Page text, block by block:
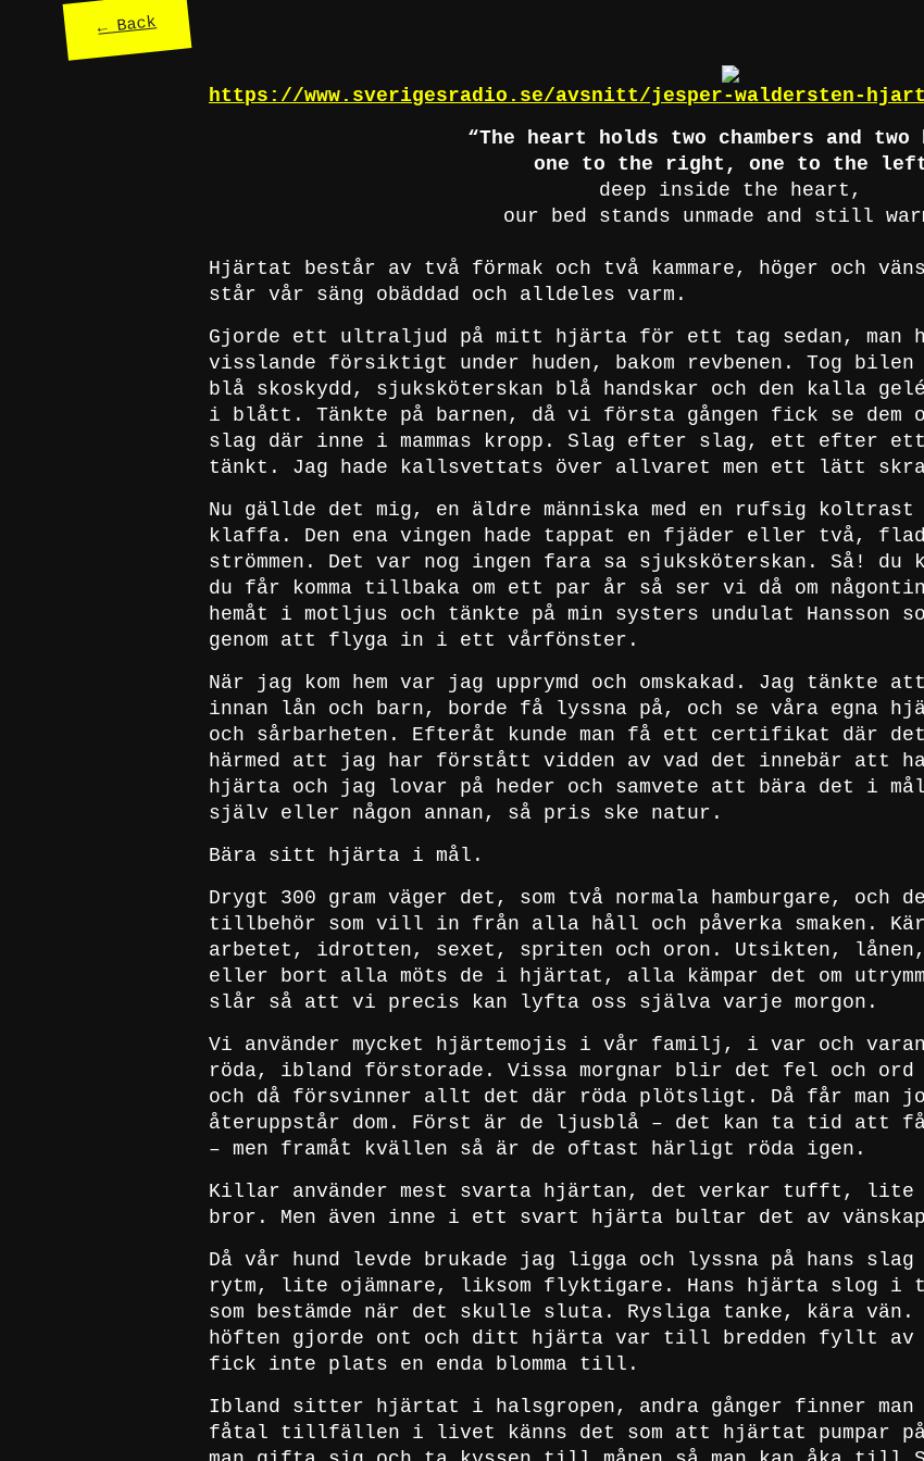
← Back
https://www.sverigesradio.se/avsnitt/jesper-waldersten-
“The heart holds two chambers and
one to the right, one to the
deep inside the heart,
our bed stands unmade and still
Hjärtat består av två förmak och två kammare, höger och
står vår säng obäddad och alldeles varm.
Gjorde ett ultraljud på mitt hjärta för ett tag sedan, man
visslande försiktigt under huden, bakom revbenen. Tog
blå skoskydd, sjuksköterskan blå handskar och den kalla
i blått. Tänkte på barnen, då vi första gången fick se dem
slag där inne i mammas kropp. Slag efter slag, ett efter
tänkt. Jag hade kallsvettats över allvaret men ett lätt
Nu gällde det mig, en äldre människa med en rufsig
klaffa. Den ena vingen hade tappat en fjäder eller två,
strömmen. Det var nog ingen fara sa sjuksköterskan. Så!
du får komma tillbaka om ett par år så ser vi då om
hemåt i motljus och tänkte på min systers undulat Hansson
genom att flyga in i ett vårfönster.
När jag kom hem var jag upprymd och omskakad. Jag
innan lån och barn, borde få lyssna på, och se våra egna
och sårbarheten. Efteråt kunde man få ett certifikat där
härmed att jag har förstått vidden av vad det innebär
hjärta och jag lovar på heder och samvete att bära det i
själv eller någon annan, så pris ske natur.
Bära sitt hjärta i mål.
Drygt 300 gram väger det, som två normala hamburgare, och
tillbehör som vill in från alla håll och påverka smaken.
arbetet, idrotten, sexet, spriten och oron. Utsikten,
eller bort alla möts de i hjärtat, alla kämpar det om
slår så att vi precis kan lyfta oss själva varje morgon.
Vi använder mycket hjärtemojis i vår familj, i var och
röda, ibland förstorade. Vissa morgnar blir det fel och
och då försvinner allt det där röda plötsligt. Då får man
återuppstår dom. Först är de ljusblå – det kan ta tid att
– men framåt kvällen så är de oftast härligt röda igen.
Killar använder mest svarta hjärtan, det verkar tufft,
bror. Men även inne i ett svart hjärta bultar det av vänskap
Då vår hund levde brukade jag ligga och lyssna på hans slag
rytm, lite ojämnare, liksom flyktigare. Hans hjärta slog i
som bestämde när det skulle sluta. Rysliga tanke, kära vän.
höften gjorde ont och ditt hjärta var till bredden fyllt av
fick inte plats en enda blomma till.
Ibland sitter hjärtat i halsgropen, andra gånger finner
fåtal tillfällen i livet känns det som att hjärtat pumpar på